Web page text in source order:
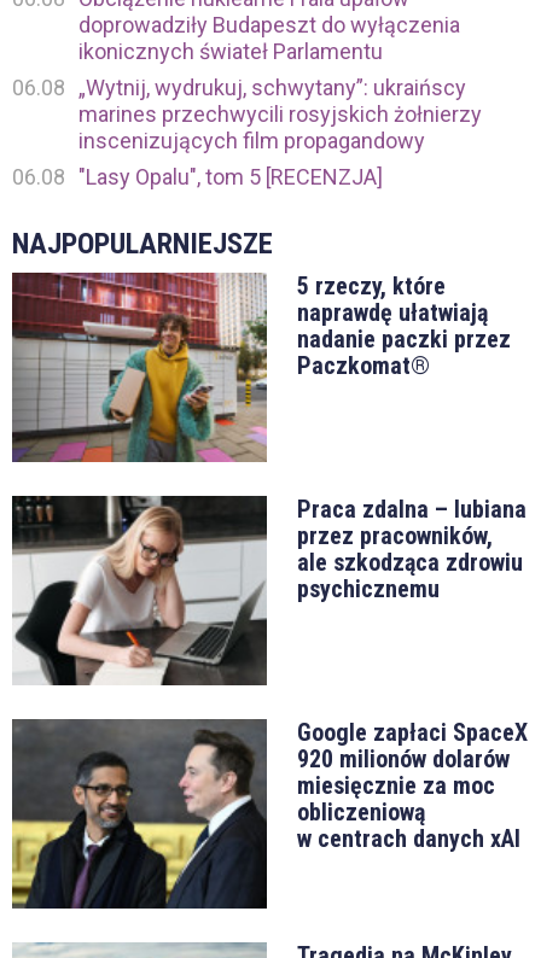
doprowadziły Budapeszt do wyłączenia
ikonicznych świateł Parlamentu
06.08
„Wytnij, wydrukuj, schwytany”: ukraińscy
marines przechwycili rosyjskich żołnierzy
inscenizujących film propagandowy
06.08
"Lasy Opalu", tom 5 [RECENZJA]
NAJPOPULARNIEJSZE
5 rzeczy, które
naprawdę ułatwiają
nadanie paczki przez
Paczkomat®
Praca zdalna – lubiana
przez pracowników,
ale szkodząca zdrowiu
psychicznemu
Google zapłaci SpaceX
920 milionów dolarów
miesięcznie za moc
obliczeniową
w centrach danych xAI